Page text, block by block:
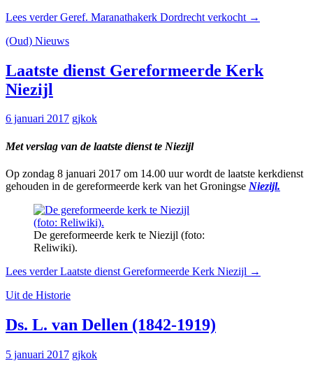
Lees verderGeref. Maranathakerk Dordrecht verkocht →
(Oud) Nieuws
Laatste dienst Gereformeerde Kerk
Niezijl
6 januari 2017 gjkok
Met verslag van de laatste dienst te Niezijl
Op zondag 8 januari 2017 om 14.00 uur wordt de laatste kerkdienst
gehouden in de gereformeerde kerk van het Groningse Niezijl.
De gereformeerde kerk te Niezijl (foto:
Reliwiki).
Lees verderLaatste dienst Gereformeerde Kerk Niezijl →
Uit de Historie
Ds. L. van Dellen (1842-1919)
5 januari 2017 gjkok